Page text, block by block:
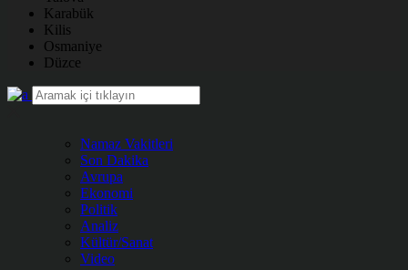
Karabük
Kilis
Osmaniye
Düzce
Namaz Vakitleri
Son Dakika
Avrupa
Ekonomi
Politik
Analiz
Kültür/Sanat
Video